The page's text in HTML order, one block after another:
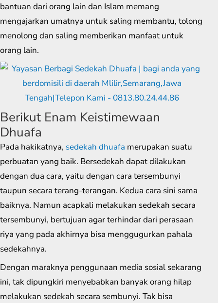
bantuan dari orang lain dan Islam memang
mengajarkan umatnya untuk saling membantu, tolong
menolong dan saling memberikan manfaat untuk
orang lain.
Berikut Enam Keistimewaan
Dhuafa
Pada hakikatnya, sedekah dhuafa merupakan suatu
perbuatan yang baik. Bersedekah dapat dilakukan
dengan dua cara, yaitu dengan cara tersembunyi
taupun secara terang-terangan. Kedua cara sini sama
baiknya. Namun acapkali melakukan sedekah secara
tersembunyi, bertujuan agar terhindar dari perasaan
riya yang pada akhirnya bisa menggugurkan pahala
sedekahnya.
Dengan maraknya penggunaan media sosial sekarang
ini, tak dipungkiri menyebabkan banyak orang hilap
melakukan sedekah secara sembunyi. Tak bisa